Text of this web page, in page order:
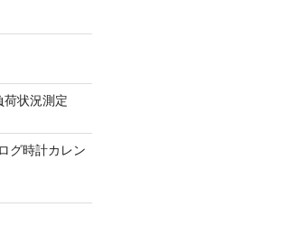
荷状況測定
グ時計カレン